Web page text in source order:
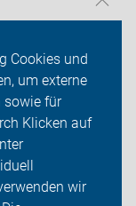
Cookies und
um externe
sowie für
Klicken auf
wir